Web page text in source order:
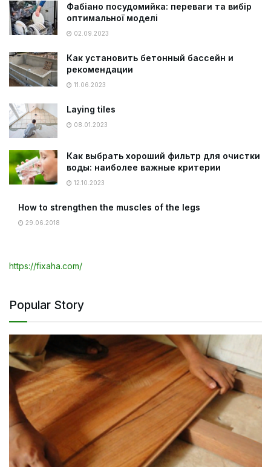
Фабіано посудомийка: переваги та вибір
оптимальної моделі
02.09.2023
Как установить бетонный бассейн и
рекомендации
11.06.2023
Laying tiles
08.01.2023
Как выбрать хороший фильтр для очистки
воды: наиболее важные критерии
12.10.2023
How to strengthen the muscles of the legs
29.06.2018
https://fixaha.com/
Popular Story